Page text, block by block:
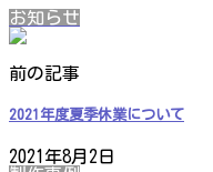
お知らせ
前の記事
2021年度夏季休業について
2021年8月2日